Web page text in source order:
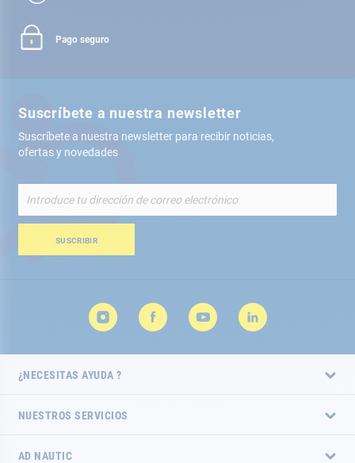
Pago seguro
Suscríbete a nuestra newsletter
Suscríbete a nuestra newsletter para recibir noticias,
ofertas y novedades
nuestro
de
SUSCRIBIR
¿NECESITAS AYUDA ?
NUESTROS SERVICIOS
AD NAUTIC